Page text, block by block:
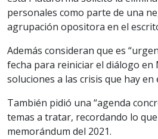
personales como parte de una
agrupación opositora en el
Además consideran que es
fecha para reiniciar el diálogo en
soluciones a las crisis que hay en
También pidió una “agenda
temas a tratar, recordando lo
memorándum del 2021.